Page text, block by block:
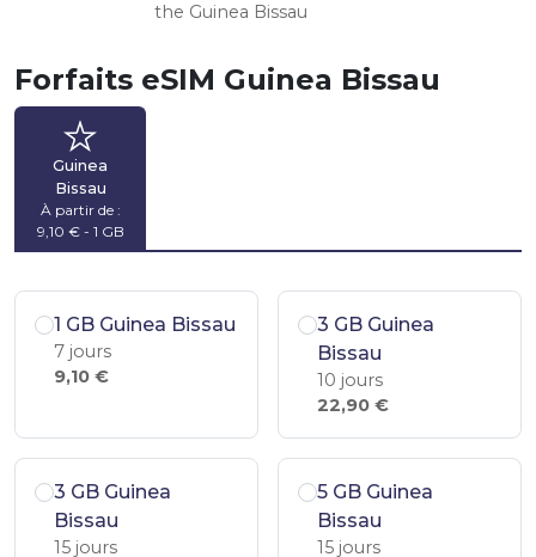
the Guinea Bissau
Forfaits eSIM Guinea Bissau
Guinea
Bissau
À partir de :
9,10 € - 1 GB
1 GB Guinea Bissau
7 jours
9,10 €
3 GB Guinea
Bissau
10 jours
22,90 €
3 GB Guinea
Bissau
15 jours
5 GB Guinea
Bissau
15 jours